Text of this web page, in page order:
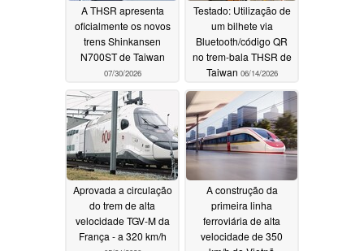
A THSR apresenta
oficialmente os novos
trens Shinkansen
N700ST de Taiwan
07/30/2026
Testado: Utilização de
um bilhete via
Bluetooth/código QR
no trem-bala THSR de
Taiwan 06/14/2026
Aprovada a circulação
do trem de alta
velocidade TGV-M da
França - a 320 km/h
A construção da
primeira linha
ferroviária de alta
velocidade de 350